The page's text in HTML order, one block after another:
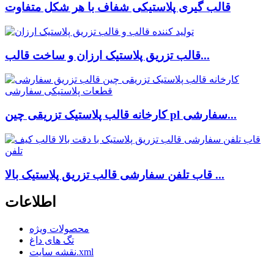
قالب گیری پلاستیکی شفاف با هر شکل متفاوت
قالب تزریق پلاستیک ارزان و ساخت قالب...
کارخانه قالب پلاستیک تزریقی چین pl سفارشی...
قاب تلفن سفارشی قالب تزریق پلاستیک بالا ...
اطلاعات
محصولات ویژه
تگ های داغ
نقشه سایت.xml